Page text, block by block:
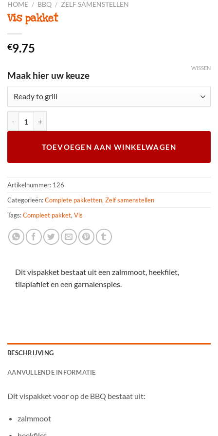
HOME / BBQ / ZELF SAMENSTELLEN
Vis pakket
€9.75
Maak hier uw keuze
WISSEN
TOEVOEGEN AAN WINKELWAGEN
Artikelnummer: 126
Categorieën:Complete pakketten,Zelf samenstellen
Tags:Compleet pakket,Vis
Dit vispakket bestaat uit een zalmmoot, heekfilet,
tilapiafilet en een garnalenspies.
BESCHRIJVING
AANVULLENDE INFORMATIE
Dit vispakket voor op de BBQ bestaat uit:
zalmmoot